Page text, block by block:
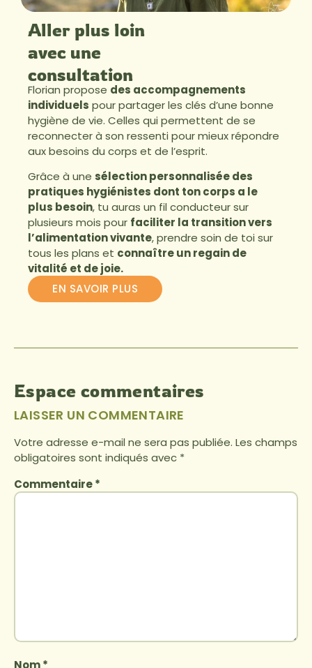
Aller plus loin
avec une
consultation
Florian propose des accompagnements
individuels pour partager les clés d’une bonne
hygiène de vie. Celles qui permettent de se
reconnecter à son ressenti pour mieux répondre
aux besoins du corps et de l’esprit.
Grâce à une sélection personnalisée des
pratiques hygiénistes dont ton corps a le
plus besoin, tu auras un fil conducteur sur
plusieurs mois pour faciliter la transition vers
l’alimentation vivante, prendre soin de toi sur
tous les plans et connaître un regain de
vitalité et de joie.
EN SAVOIR PLUS
Espace commentaires
LAISSER UN COMMENTAIRE
Votre adresse e-mail ne sera pas publiée. Les champs
obligatoires sont indiqués avec *
Commentaire*
Nom*